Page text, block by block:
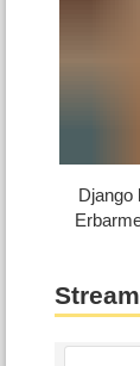
Django